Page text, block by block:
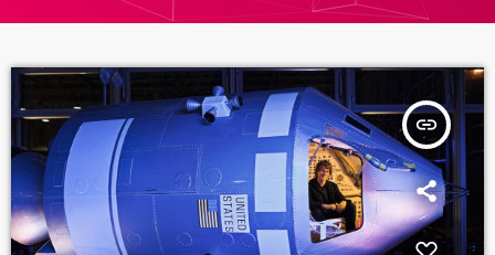
insert_link